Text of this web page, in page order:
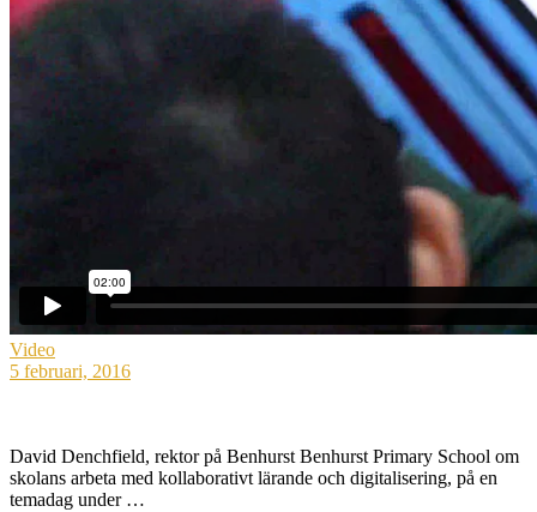
Video
5 februari, 2016
David Denchfield, rektor på Benhurst Benhurst Primary School om
skolans arbeta med kollaborativt lärande och digitalisering, på en
temadag under …